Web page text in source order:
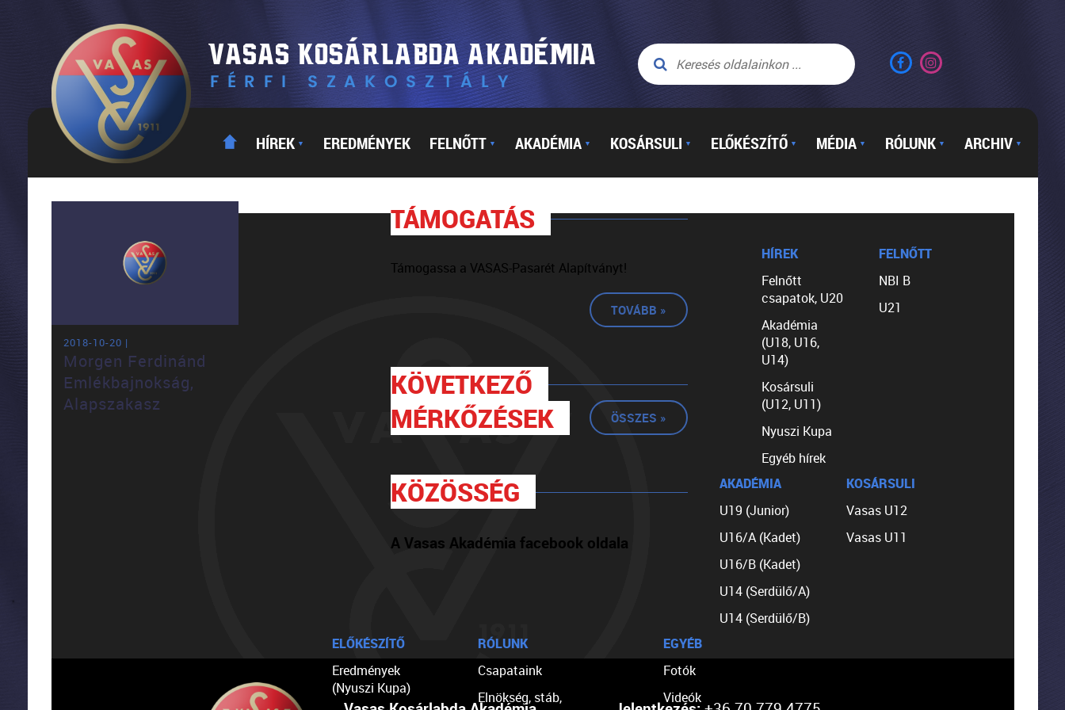
HÍREK ▼ EREDMÉNYEK FELNŐTT ▼ AKADÉMIA ▼ KOSÁRSULI ▼ ELŐKÉSZÍTŐ ▼ MÉDIA ▼ RÓLUNK ▼ ARCHIV ▼
2018-10-20 |
Morgen Ferdinánd
Emlékbajnokság,
Alapszakasz
TÁMOGATÁS
Támogassa a VASAS-Pasarét Alapítványt!
TOVÁBB »
KÖVETKEZŐ
MÉRKŐZÉSEK
ÖSSZES »
KÖZÖSSÉG
A Vasas Akadémia facebook oldala
HÍREK
Felnőtt
csapatok, U20
Akadémia
(U18, U16,
U14)
Kosársuli
(U12, U11)
Nyuszi Kupa
Egyéb hírek
FELNŐTT
NBI B
U21
AKADÉMIA
U19 (Junior)
U16/A (Kadet)
U16/B (Kadet)
U14 (Serdülő/A)
U14 (Serdülő/B)
KOSÁRSULI
Vasas U12
Vasas U11
ELŐKÉSZÍTŐ
Eredmények
(Nyuszi Kupa)
RÓLUNK
Csapataink
Elnökség, stáb,
EGYÉB
Fotók
Videók